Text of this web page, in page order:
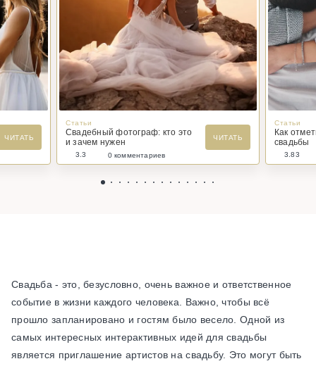
ЧИТАТЬ
Статьи
Свадебный фотограф: кто это
и зачем нужен
ЧИТАТЬ
3.3 0 комментариев
Статьи
Как
свадьбы
3.83
Свадьба - это, безусловно, очень важное и ответственное
событие в жизни каждого человека. Важно, чтобы всё
прошло запланировано и гостям было весело. Одной из
самых интересных интерактивных идей для свадьбы
является приглашение артистов на свадьбу. Это могут быть